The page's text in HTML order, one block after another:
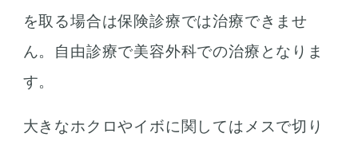
を取る場合は保険診療では治療できませ
ん。自由診療で美容外科での治療となりま
す。
大きなホクロやイボに関してはメスで切り